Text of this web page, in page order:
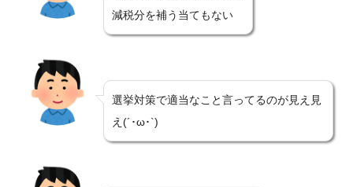
減税分を補う当てもない
選挙対策で適当なこと言ってるのが見え見
え(´･ω･`)